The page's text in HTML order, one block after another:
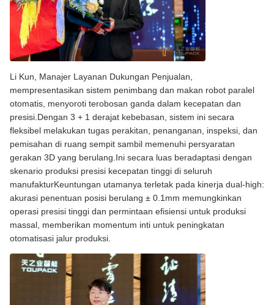
Li Kun, Manajer Layanan Dukungan Penjualan,
mempresentasikan sistem penimbang dan makan robot paralel
otomatis, menyoroti terobosan ganda dalam kecepatan dan
presisi.Dengan 3 + 1 derajat kebebasan, sistem ini secara
fleksibel melakukan tugas perakitan, penanganan, inspeksi, dan
pemisahan di ruang sempit sambil memenuhi persyaratan
gerakan 3D yang berulang.Ini secara luas beradaptasi dengan
skenario produksi presisi kecepatan tinggi di seluruh
manufakturKeuntungan utamanya terletak pada kinerja dual-high:
akurasi penentuan posisi berulang ± 0.1mm memungkinkan
operasi presisi tinggi dan permintaan efisiensi untuk produksi
massal, memberikan momentum inti untuk peningkatan
otomatisasi jalur produksi.